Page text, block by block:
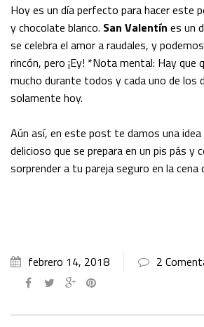
Hoy es un día perfecto para hacer este
y chocolate blanco. San Valentín es un
se celebra el amor a raudales, y
rincón, pero ¡Ey! *Nota mental: Hay que
mucho durante todos y cada uno de los
solamente hoy.
Aún así, en este post te damos una
delicioso que se prepara en un pis pás y
sorprender a tu pareja seguro en la cena
febrero 14, 2018 2